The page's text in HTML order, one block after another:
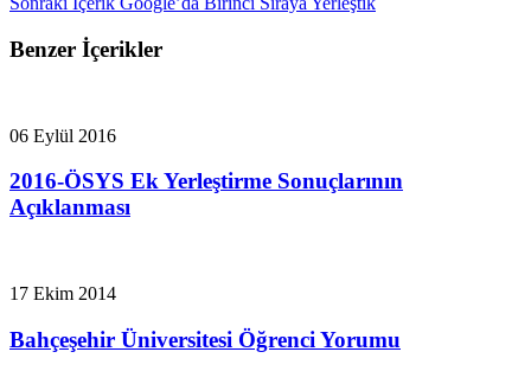
Benzer İçerikler
06 Eylül 2016
2016-ÖSYS Ek Yerleştirme Sonuçlarının
Açıklanması
17 Ekim 2014
Bahçeşehir Üniversitesi Öğrenci Yorumu